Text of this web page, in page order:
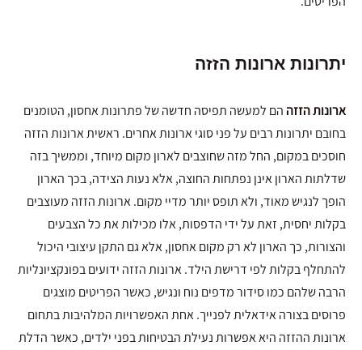
יתרונות ארונות הזזה
ארונות הזזה הם למעשה תפיסה חדשה של פתרונות אחסון, הטומנים
בחובם יתרונות רבים על פני סוגי ארונות אחרים. ראשית ארונות הזזה
חוסכים במקום, החל מזה שחוצבים לארון מקום מיוחד, וממשיך בזה
שדלתות הארון אינן נפתחות החוצה, אלא נעות הצידה, בכך הארון
הופך לנגיש מאוד, ולא תופס יותר מדיי מקום. ארונות הזזה מעוצבים
בקלות יחסית, זאת על ידי הדפסות, אלו מכילות את כל הצבעים
והצורות, כך הארון לא רק מקום אחסון, אלא גם התקן עיצובי היכול
להתחלף בקלות לפי דרישת הילד. ארונות הזזה ידועים בפונקציונליות
הרבה שלהם כמו סידור מדפים נוח ונגיש, כאשר הפריטים מוצגים
פרוסים בצורה אידאלית לפנייך. אחת האפשרויות המלהיבות בתחום
ארונות ההזזה היא אפשרות נעילת הבטיחות בפני ילדים, כאשר הדלת